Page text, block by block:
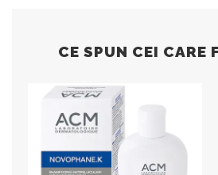
CE SPUN CEI CARE